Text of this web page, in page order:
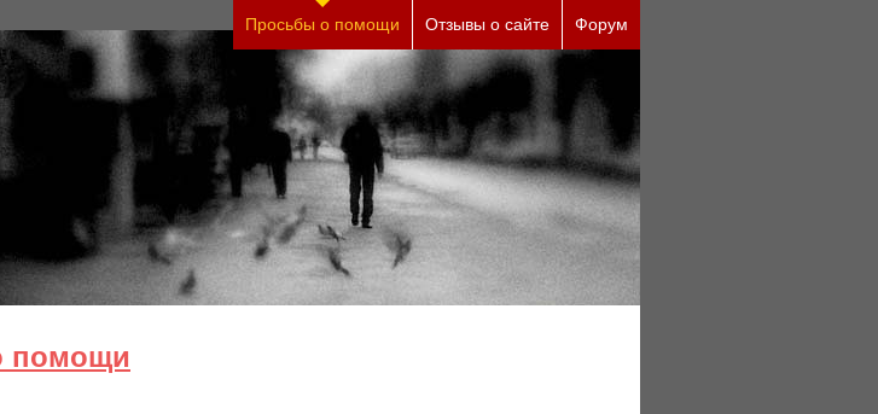
и его психологические причины (бесплатно)
Просьбы о помощи Отзывы о сайте Форум
помощи